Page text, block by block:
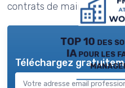
contrats de maintenance
TOP 10 des
IA pour les
Téléchargez